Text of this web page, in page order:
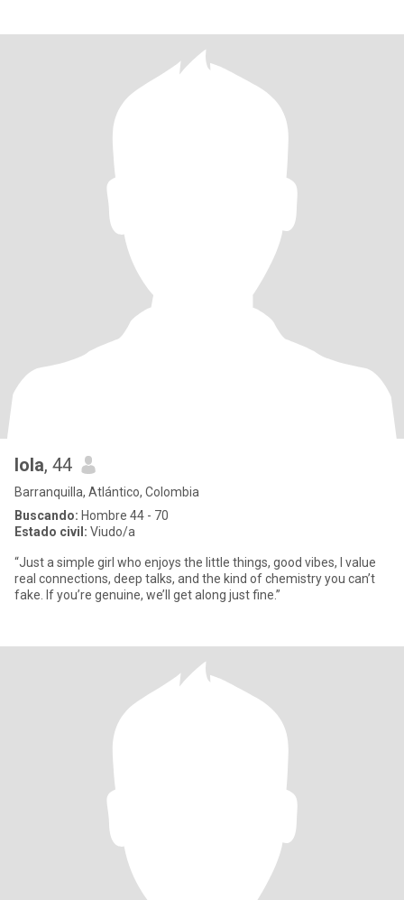
lola, 44
Barranquilla, Atlántico, Colombia
Buscando: Hombre 44 - 70
Estado civil: Viudo/a
“Just a simple girl who enjoys the little things, good vibes, I value
real connections, deep talks, and the kind of chemistry you can’t
fake. If you’re genuine, we’ll get along just fine.”